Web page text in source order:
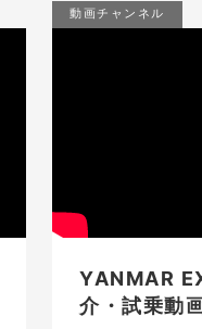
動画チャンネル
YANMAR
介・試乗動